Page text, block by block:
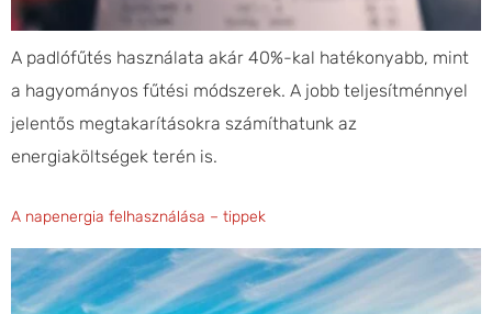
A padlófűtés használata akár 40%-kal hatékonyabb, mint
a hagyományos fűtési módszerek. A jobb teljesítménnyel
jelentős megtakarításokra számíthatunk az
energiaköltségek terén is.
A napenergia felhasználása – tippek